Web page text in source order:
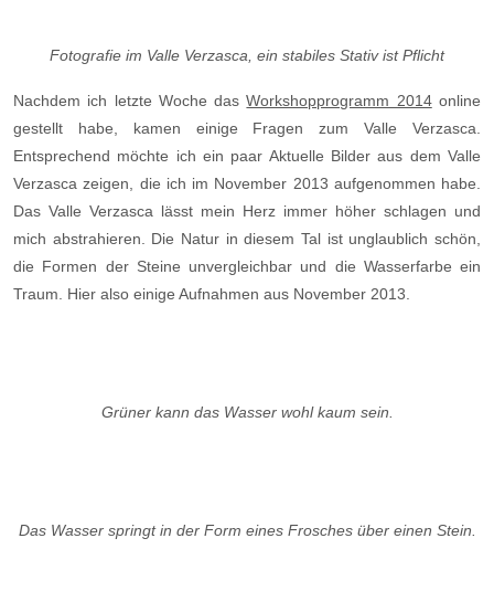
Fotografie im Valle Verzasca, ein stabiles Stativ ist Pflicht
Nachdem ich letzte Woche dasWorkshopprogramm 2014online
gestellt habe, kamen einige Fragen zum Valle Verzasca.
Entsprechend möchte ich ein paar Aktuelle Bilder aus dem Valle
Verzasca zeigen, die ich im November 2013 aufgenommen habe.
Das Valle Verzasca lässt mein Herz immer höher schlagen und
mich abstrahieren. Die Natur in diesem Tal ist unglaublich schön,
die Formen der Steine unvergleichbar und die Wasserfarbe ein
Traum. Hier also einige Aufnahmen aus November 2013.
Grüner kann das Wasser wohl kaum sein.
Das Wasser springt in der Form eines Frosches über einen Stein.